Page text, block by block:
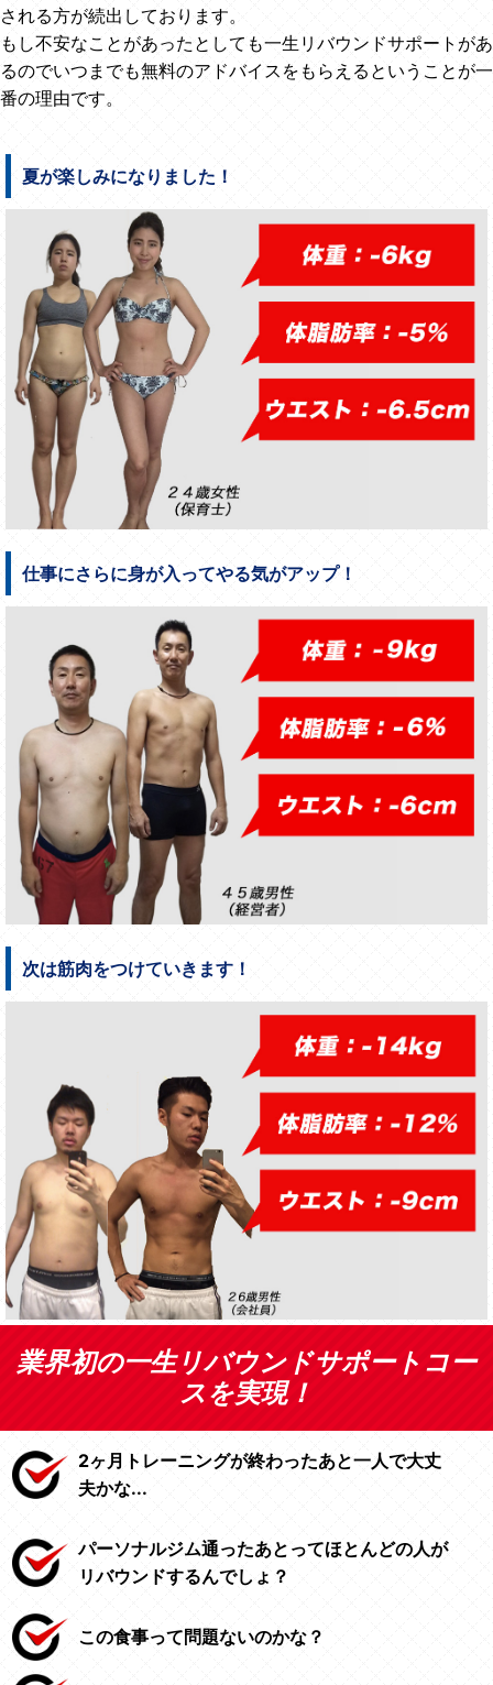
される方が続出しております。
もし不安なことがあったとしても一生リバウンドサポートがあ
るのでいつまでも無料のアドバイスをもらえるということが一
番の理由です。
夏が楽しみになりました！
仕事にさらに身が入ってやる気がアップ！
次は筋肉をつけていきます！
業界初の一生リバウンドサポートコー
スを実現！
2ヶ月トレーニングが終わったあと一人で大丈
夫かな...
パーソナルジム通ったあとってほとんどの人が
リバウンドするんでしょ？
この食事って問題ないのかな？